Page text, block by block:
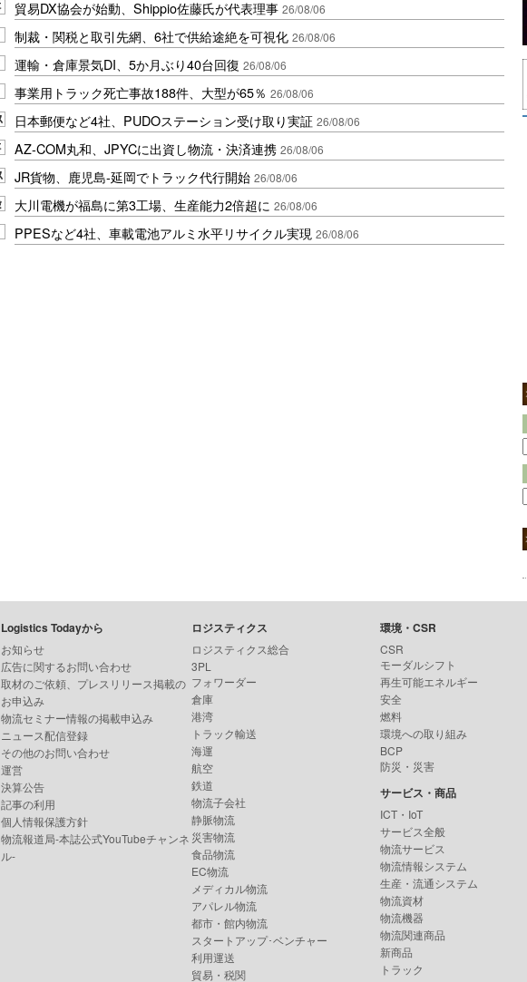
貿易DX協会が始動、Shippio佐藤氏が代表理事 26/08/06
制裁・関税と取引先網、6社で供給途絶を可視化 26/08/06
運輸・倉庫景気DI、5か月ぶり40台回復 26/08/06
事業用トラック死亡事故188件、大型が65％ 26/08/06
日本郵便など4社、PUDOステーション受け取り実証 26/08/06
AZ-COM丸和、JPYCに出資し物流・決済連携 26/08/06
JR貨物、鹿児島-延岡でトラック代行開始 26/08/06
大川電機が福島に第3工場、生産能力2倍超に 26/08/06
PPESなど4社、車載電池アルミ水平リサイクル実現 26/08/06
Logistics Todayから
お知らせ
広告に関するお問い合わせ
取材のご依頼、プレスリリース掲載の
お申込み
物流セミナー情報の掲載申込み
ニュース配信登録
その他のお問い合わせ
運営
決算公告
記事の利用
個人情報保護方針
物流報道局-本誌公式YouTubeチャンネ
ル-
ロジスティクス
ロジスティクス総合
3PL
フォワーダー
倉庫
港湾
トラック輸送
海運
航空
鉄道
物流子会社
静脈物流
災害物流
食品物流
EC物流
メディカル物流
アパレル物流
都市・館内物流
スタートアップ･ベンチャー
利用運送
貿易・税関
環境・CSR
CSR
モーダルシフト
再生可能エネルギー
安全
燃料
環境への取り組み
BCP
防災・災害
サービス・商品
ICT・IoT
サービス全般
物流サービス
物流情報システム
生産・流通システム
物流資材
物流機器
物流関連商品
新商品
トラック